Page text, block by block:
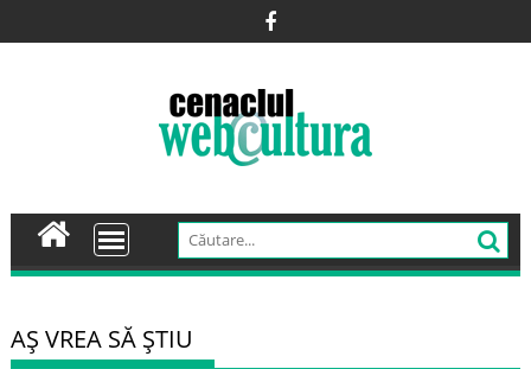
to
AŞ VREA SĂ ŞTIU